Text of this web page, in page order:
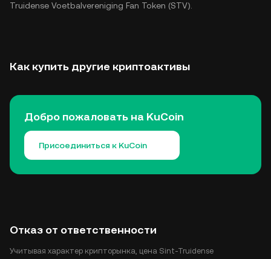
Truidense Voetbalvereniging Fan Token (STV).
Как купить другие криптоактивы
Добро пожаловать на KuCoin
Присоединиться к KuCoin
Отказ от ответственности
Учитывая характер крипторынка, цена Sint-Truidense